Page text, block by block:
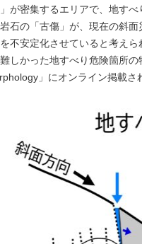
が密集するエリアで、地す
石の「古傷」が、現在の斜
不安定化させていると考えら
かった地すべり危険箇所の
」にオンライン掲載さ